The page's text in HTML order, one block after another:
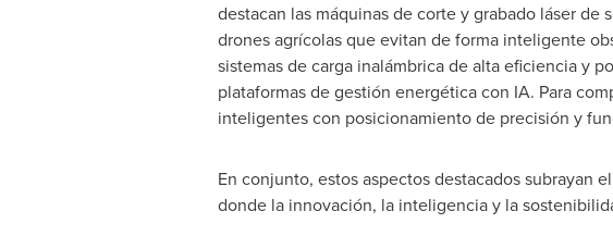
destacan las máquinas de corte y grabado láser
drones agrícolas que evitan de forma inteligente
sistemas de carga inalámbrica de alta eficiencia y
plataformas de gestión energética con IA. Para
inteligentes con posicionamiento de precisión y
En conjunto, estos aspectos destacados subrayan
donde la innovación, la inteligencia y la